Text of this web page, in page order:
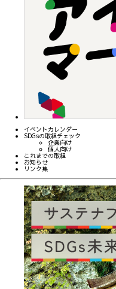
イベントカレンダー
SDGsの取組チェック
企業向け
個人向け
これまでの取組
お知らせ
リンク集